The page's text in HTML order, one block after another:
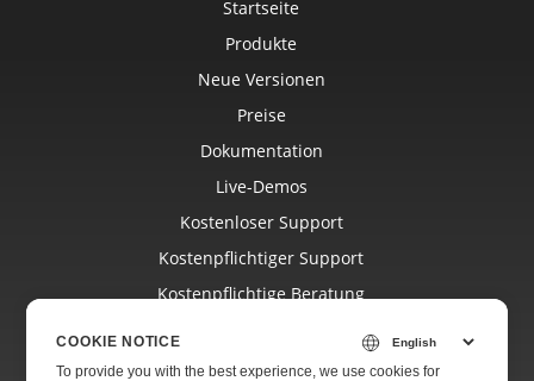
Startseite
Produkte
Neue Versionen
Preise
Dokumentation
Live-Demos
Kostenloser Support
Kostenpflichtiger Support
Kostenpflichtige Beratung
Websites
COOKIE NOTICE
To provide you with the best experience, we use cookies for